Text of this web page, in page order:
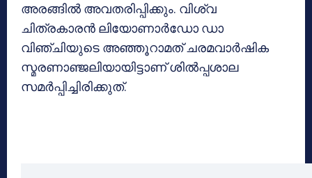
അരങ്ങില്‍ അവതരിപ്പിക്കും. വിശ്വ
ചിത്രകാരന്‍ ലിയോണാര്‍ഡോ ഡാ
വിഞ്ചിയുടെ അഞ്ഞൂറാമത് ചരമവാര്‍ഷിക
സ്മരണാഞ്ജലിയായിട്ടാണ് ശില്‍പ്പശാല
സമര്‍പ്പിച്ചിരിക്കുത്.